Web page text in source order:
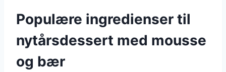
Populære ingredienser til
nytårsdessert med mousse
og bær